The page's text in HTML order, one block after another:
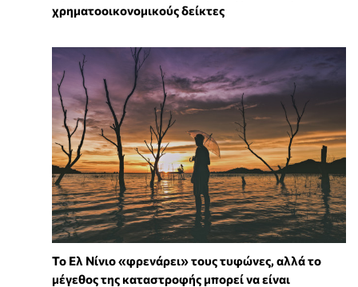
χρηματοοικονομικούς δείκτες
Το Ελ Νίνιο «φρενάρει» τους τυφώνες, αλλά το
μέγεθος της καταστροφής μπορεί να είναι